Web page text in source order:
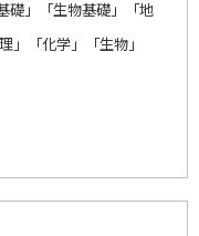
礎」「生物基礎」「地
」「化学」「生物」